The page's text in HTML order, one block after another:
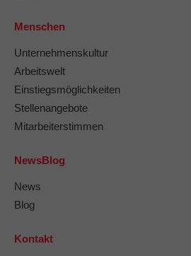
Menschen
Unternehmenskultur
Arbeitswelt
Einstiegsmöglichkeiten
Stellenangebote
Mitarbeiterstimmen
NewsBlog
News
Blog
Kontakt